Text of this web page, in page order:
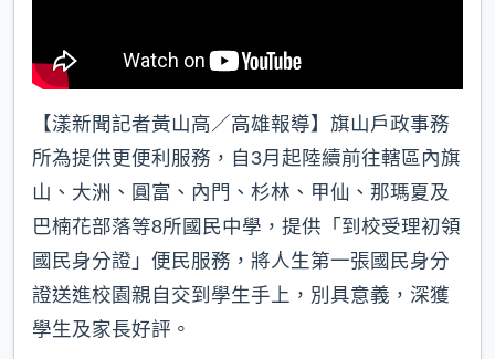
【漾新聞記者黃山高／高雄報導】旗山戶政事務
所為提供更便利服務，自3月起陸續前往轄區內旗
山、大洲、圓富、內門、杉林、甲仙、那瑪夏及
巴楠花部落等8所國民中學，提供「到校受理初領
國民身分證」便民服務，將人生第一張國民身分
證送進校園親自交到學生手上，別具意義，深獲
學生及家長好評。